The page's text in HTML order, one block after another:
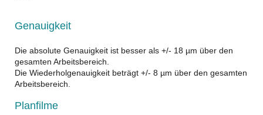
Genauigkeit
Die absolute Genauigkeit ist besser als +/- 18 µm über den
gesamten Arbeitsbereich.
Die Wiederholgenauigkeit beträgt +/- 8 µm über den gesamten
Arbeitsbereich.
Planfilme